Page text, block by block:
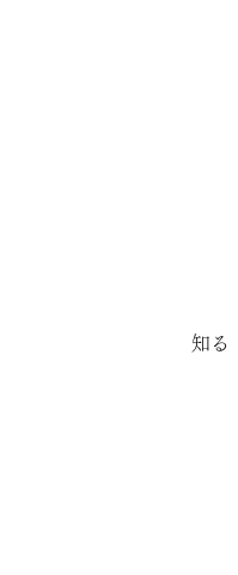
知る